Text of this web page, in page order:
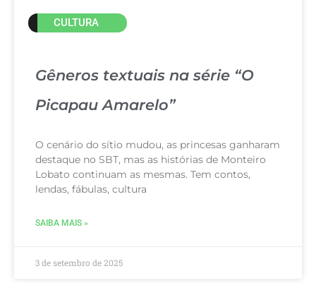
CULTURA
Gêneros textuais na série “O
Picapau Amarelo”
O cenário do sítio mudou, as princesas ganharam
destaque no SBT, mas as histórias de Monteiro
Lobato continuam as mesmas. Tem contos,
lendas, fábulas, cultura
SAIBA MAIS »
3 de setembro de 2025